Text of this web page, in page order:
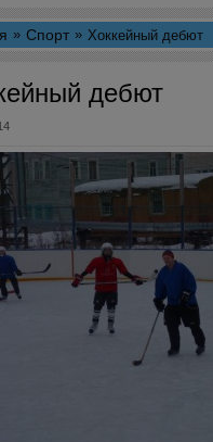
Спорт Хоккейный дебют
дебют